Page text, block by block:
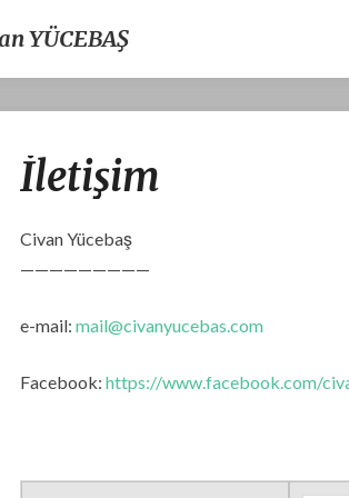
YÜCEBAŞ
İletişim
Civan Yücebaş
—————————
e-mail: mail@civanyucebas.com
Facebook: https://www.facebook.com/